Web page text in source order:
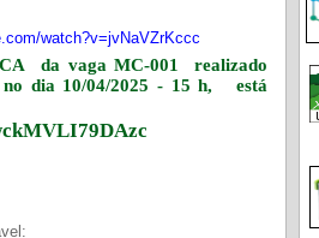
watch?v=jvNaVZrKccc
da vaga MC-001 realizado
no dia 10/04/2025 - 15 h, está